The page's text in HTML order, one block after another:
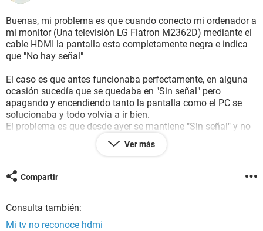
Buenas, mi problema es que cuando conecto mi ordenador a
mi monitor (Una televisión LG Flatron M2362D) mediante el
cable HDMI la pantalla esta completamente negra e indica
que "No hay señal"
El caso es que antes funcionaba perfectamente, en alguna
ocasión sucedía que se quedaba en "Sin señal" pero
apagando y encendiendo tanto la pantalla como el PC se
solucionaba y todo volvía a ir bien.
El problema es que desde ayer se mantiene "Sin señal" y no
-He probado con otro cable HDMI diferente, y sucede lo
-Lo he conectado mediante VGA y esta vez obtengo un
mensaje de "Verificar señal"
-He quitado y colocado la Gráfica para comprobar si estaba
mal conectada.
Ver más
Compartir
Consulta también:
Mi tv no reconoce hdmi